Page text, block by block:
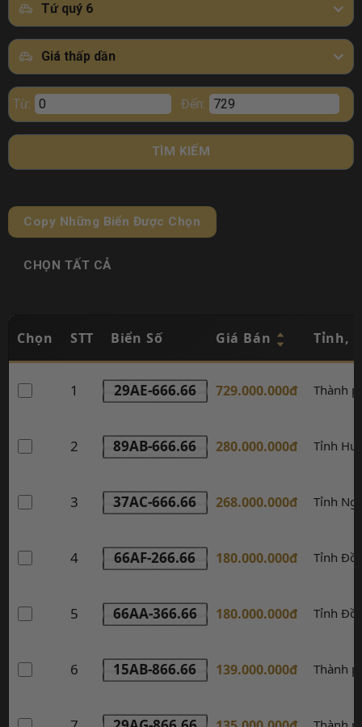
Tứ quý 6
Giá thấp dần
Từ: Đến:
TÌM KIẾM
Copy Những Biển Được Chọn
CHỌN TẤT CẢ
Chọn STT Biển Số Giá Bán Tỉnh,
1 29AE-666.66 729.000.000đ Thành
2 89AB-666.66 280.000.000đ Tỉnh
3 37AC-666.66 268.000.000đ Tỉnh
4 66AF-266.66 180.000.000đ Tỉnh
5 66AA-366.66 180.000.000đ Tỉnh
6 15AB-866.66 139.000.000đ Thành